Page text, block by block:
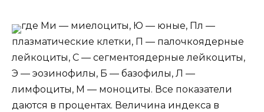
где Ми — миелоциты, Ю — юные, Пл —
плазматические клетки, П — палочкоядерные
лейкоциты, С — сегментоядерные лейкоциты,
Э — эозинофилы, Б — базофилы, Л —
лимфоциты, М — моноциты. Все показатели
даются в процентах. Величина индекса в